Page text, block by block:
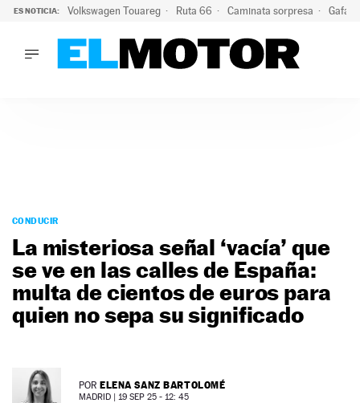
ES NOTICIA: Volkswagen Touareg Ruta 66 Caminata sorpresa Gafas
PODCAST
MOTOS
TECNOLOGÍA
SUPERCOCHES
MOTORTV
PREMIOS
NEWSLETTER
CONDUCIR
La misteriosa señal ‘vacía’ que
se ve en las calles de España:
multa de cientos de euros para
quien no sepa su significado
POR ELENA SANZ BARTOLOMÉ
MADRID | 19 SEP 25 - 12: 45